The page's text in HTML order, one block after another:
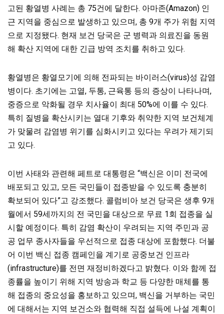
고된 황열병 사례는 총 75건에 달한다. 아마존(Amazon) 인
근 지역을 중심으로 발생하고 있으며, 총 9개 주가 위험 지역
으로 지정됐다. 현재 보건 당국은 군 병력과 의료진을 동원
해 확산 지역에 대한 긴급 방역 조치를 취하고 있다.
황열병은 황열모기에 의해 전파되는 바이러스(virus)성 감염
병이다. 초기에는 고열, 두통, 근육통 등의 증상이 나타나며,
중증으로 악화될 경우 치사율이 최대 50%에 이를 수 있다.
특히 질병을 확산시키는 열대 기후와 취약한 지역 보건체계
가 맞물려 감염병 위기를 심화시키고 있다는 우려가 제기되
고 있다.
이번 사태와 관련해 페트로 대통령은 “백신은 이미 전국에
배포되고 있고, 모든 국민들이 접종받을 수 있도록 충분히
확보되어 있다”고 강조했다. 콜럼비아 보건 당국은 생후 9개
월에서 59세까지의 전 국민을 대상으로 무료 1회 접종을 실
시할 예정이다. 특히 감염 확산이 우려되는 지역 주민과 공
공 업무 종사자들을 우선적으로 접종 대상에 포함했다. 더불
어 이번 백신 접종 캠페인을 계기로 공중보건 인프라
(infrastructure)를 전면 재정비하겠다고 밝혔다. 이와 함께 접
종률을 높이기 위해 지역 방송과 학교 등 다양한 매체를 통
해 접종의 중요성을 홍보하고 있으며, 백신을 거부하는 국민
에 대해서는 지역 보건소와 협력해 직접 설득에 나설 계획이